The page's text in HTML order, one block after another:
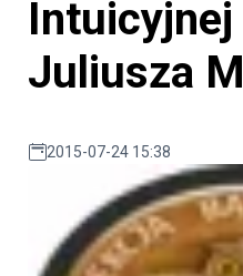
Intuicyjnej
Juliusza
2015-07-24 15:38